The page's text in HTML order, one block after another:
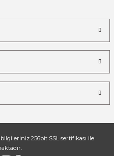
256bit SSL sertifikası ile